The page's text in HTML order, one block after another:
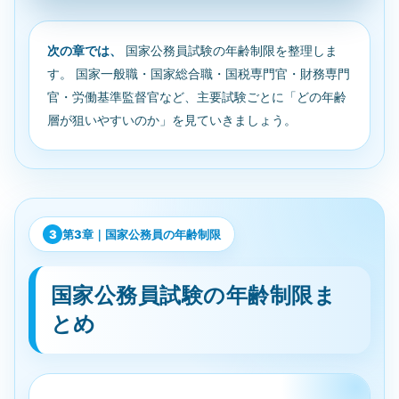
次の章では、
国家公務員試験の年齢制限を整理しま
す。 国家一般職・国家総合職・国税専門官・財務専門
官・労働基準監督官など、主要試験ごとに「どの年齢
層が狙いやすいのか」を見ていきましょう。
第3章｜国家公務員の年齢制限
国家公務員試験の年齢制限ま
とめ